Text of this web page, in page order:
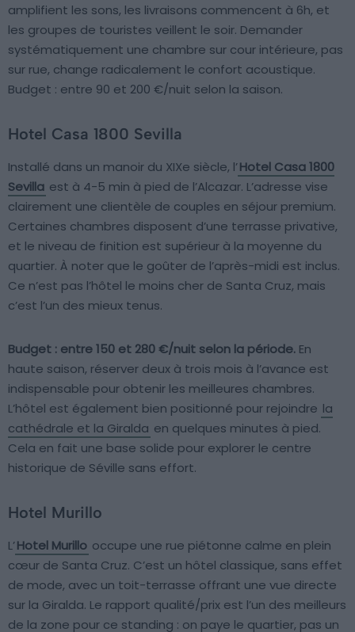
amplifient les sons, les livraisons commencent à 6h, et
les groupes de touristes veillent le soir. Demander
systématiquement une chambre sur cour intérieure, pas
sur rue, change radicalement le confort acoustique.
Budget : entre 90 et 200 €/nuit selon la saison.
Hotel Casa 1800 Sevilla
Installé dans un manoir du XIXe siècle, l’Hotel Casa 1800
Sevilla est à 4-5 min à pied de l’Alcazar. L’adresse vise
clairement une clientèle de couples en séjour premium.
Certaines chambres disposent d’une terrasse privative,
et le niveau de finition est supérieur à la moyenne du
quartier. À noter que le goûter de l’après-midi est inclus.
Ce n’est pas l’hôtel le moins cher de Santa Cruz, mais
c’est l’un des mieux tenus.
Budget : entre 150 et 280 €/nuit selon la période. En
haute saison, réserver deux à trois mois à l’avance est
indispensable pour obtenir les meilleures chambres.
L’hôtel est également bien positionné pour rejoindre la
cathédrale et la Giralda en quelques minutes à pied.
Cela en fait une base solide pour explorer le centre
historique de Séville sans effort.
Hotel Murillo
L’Hotel Murillo occupe une rue piétonne calme en plein
cœur de Santa Cruz. C’est un hôtel classique, sans effet
de mode, avec un toit-terrasse offrant une vue directe
sur la Giralda. Le rapport qualité/prix est l’un des meilleurs
de la zone pour ce standing : on paye le quartier, pas un